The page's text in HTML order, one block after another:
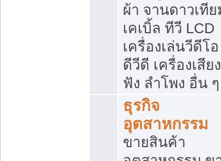
ผ้า จานดาวเทีย
เคเบิ้ล ทีวี LCD
เครื่องเล่นวีดีโอ
ดีวีดี เครื่องเสีย
ฟัง ลำโพง อื่น ๆ
ธุรกิจ
อุตสาหกรรม
ขายสินค้า